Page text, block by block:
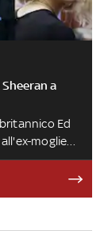
a
Ed
moglie
le condanne
celebrità